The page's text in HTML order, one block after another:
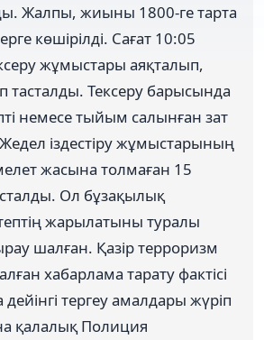
Жалпы, жиыны 1800-ге тарта
көшірілді. Сағат 10:05
жұмыстары аяқталып,
Тексеру барысында
немесе тыйым салынған зат
іздестіру жұмыстарының
жасына толмаған 15
Ол бұзақылық
жарылатыны туралы
шалған. Қазір терроризм
хабарлама тарату фактісі
тергеу амалдары жүріп
қалалық Полиция